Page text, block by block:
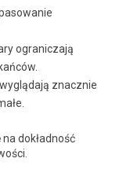
ograniczają
znacznie
dokładność